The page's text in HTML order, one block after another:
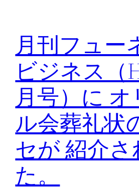
月刊フュー
ビジネス（
月号）に
ル会葬礼状
セが 紹介さ
た。